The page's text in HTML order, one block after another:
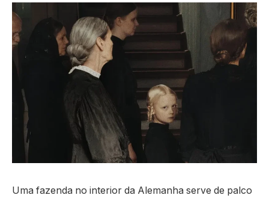
Uma fazenda no interior da Alemanha serve de palco